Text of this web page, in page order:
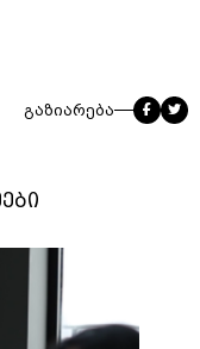
გაზიარება